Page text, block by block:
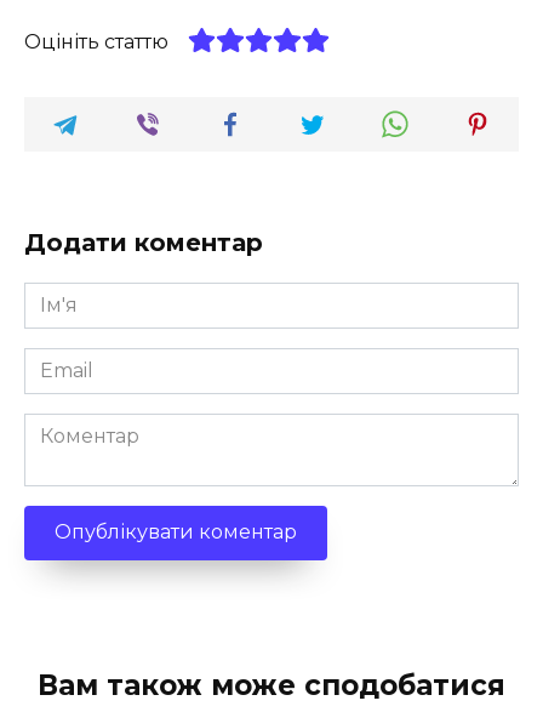
Оцініть статтю
Додати коментар
Ім'я
*
Email
*
Коментар
Вам також може сподобатися